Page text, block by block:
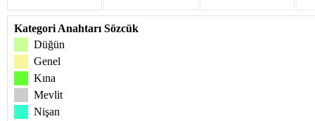
Kategori Anahtarı Sözcük
Düğün
Genel
Kına
Mevlit
Nişan